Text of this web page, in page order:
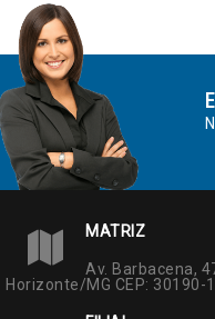
MATRIZ
Av. Barbacena,
Horizonte/MG CEP: 30190-